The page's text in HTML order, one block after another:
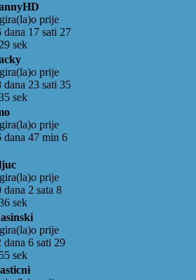
prije
dana 17 sati 27
sek
prije
dana 23 sati 35
sek
prije
dana 47 min 6
prije
dana 2 sata 8
sek
prije
dana 6 sati 29
sek